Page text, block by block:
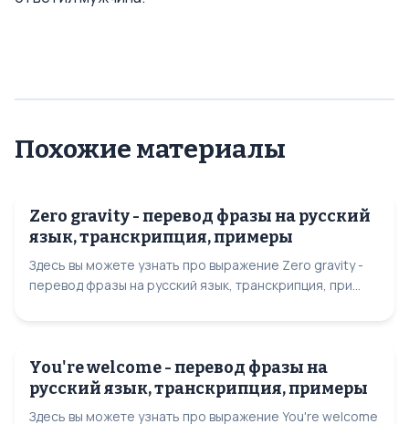
Похожие материалы
Zero gravity - перевод фразы на русский
язык, транскрипция, примеры
Здесь вы можете узнать про выражение Zero gravity -
перевод фразы на русский язык, транскрипция, при...
You're welcome - перевод фразы на
русский язык, транскрипция, примеры
Здесь вы можете узнать про выражение You're welcome